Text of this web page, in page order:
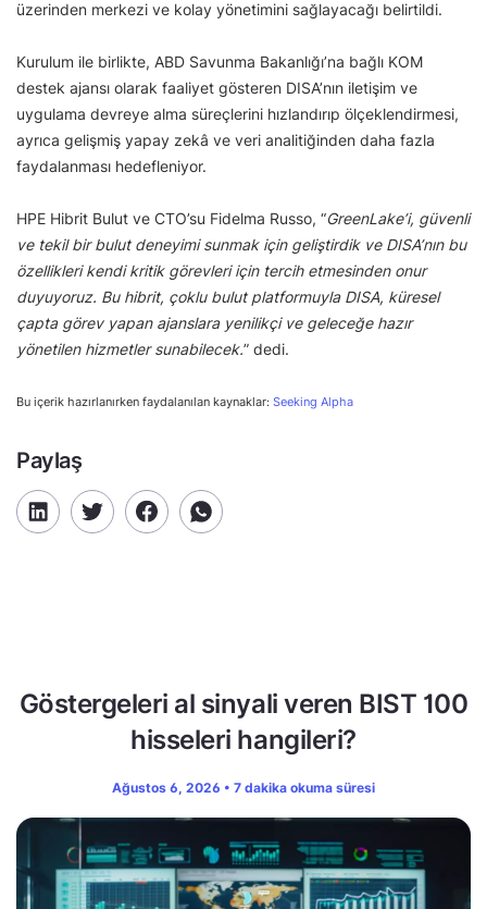
üzerinden merkezi ve kolay yönetimini sağlayacağı belirtildi.
Kurulum ile birlikte, ABD Savunma Bakanlığı’na bağlı KOM
destek ajansı olarak faaliyet gösteren DISA’nın iletişim ve
uygulama devreye alma süreçlerini hızlandırıp ölçeklendirmesi,
ayrıca gelişmiş yapay zekâ ve veri analitiğinden daha fazla
faydalanması hedefleniyor.
HPE Hibrit Bulut ve CTO’su Fidelma Russo, “GreenLake’i, güvenli
ve tekil bir bulut deneyimi sunmak için geliştirdik ve DISA’nın bu
özellikleri kendi kritik görevleri için tercih etmesinden onur
duyuyoruz. Bu hibrit, çoklu bulut platformuyla DISA, küresel
çapta görev yapan ajanslara yenilikçi ve geleceğe hazır
yönetilen hizmetler sunabilecek.” dedi.
Bu içerik hazırlanırken faydalanılan kaynaklar: Seeking Alpha
Paylaş
Göstergeleri al sinyali veren BIST 100
hisseleri hangileri?
Ağustos 6, 2026 • 7 dakika okuma süresi